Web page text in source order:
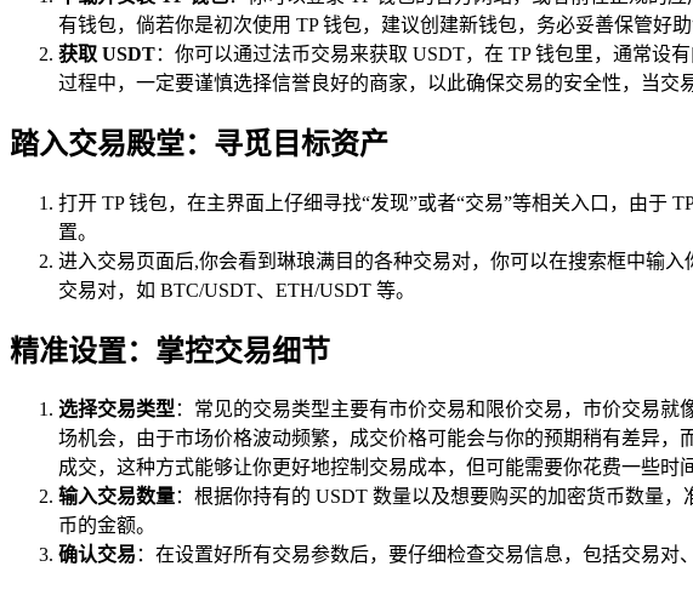
有钱包，倘若你是初次使用 TP 钱包，建议创建新钱包，务必妥善保管好
获取 USDT：你可以通过法币交易来获取 USDT，在 TP 钱包里，通常设
过程中，一定要谨慎选择信誉良好的商家，以此确保交易的安全性，当交
踏入交易殿堂：寻觅目标资产
打开 TP 钱包，在主界面上仔细寻找“发现”或者“交易”等相关入口，由于
置。
进入交易页面后,你会看到琳琅满目的各种交易对，你可以在搜索框中输
交易对，如 BTC/USDT、ETH/USDT 等。
精准设置：掌控交易细节
选择交易类型：常见的交易类型主要有市价交易和限价交易，市价交易
场机会，由于市场价格波动频繁，成交价格可能会与你的预期稍有差异
成交，这种方式能够让你更好地控制交易成本，但可能需要你花费一些时
输入交易数量：根据你持有的 USDT 数量以及想要购买的加密货币数量
币的金额。
确认交易 ：在设置好所有交易参数后，要仔细检查交易信息，包括交易对